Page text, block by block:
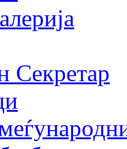
Секретар